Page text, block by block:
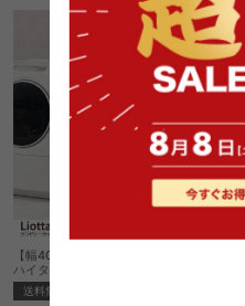
【幅40cm】Liotta ランドリーラック 4段
ハイタイプ
送料無料